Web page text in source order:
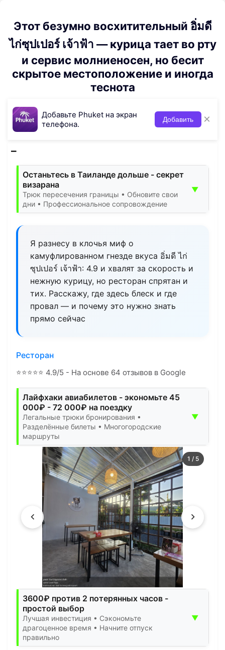
Этот безумно восхитительный อิ่มดี
ไก่ซุปเปอร์ เจ้าฟ้า — курица тает во рту
и сервис молниеносен, но бесит
скрытое местоположение и иногда
теснота
Добавьте Phuket на экран
телефона.
Добавить ×
Останьтесь в Таиланде дольше - секрет
визарана
Трюк пересечения границы • Обновите свои
дни • Профессиональное сопровождение
▼
Я разнесу в клочья миф о
камуфлированном гнезде вкуса อิ่มดี ไก่
ซุปเปอร์ เจ้าฟ้า: 4.9 и хвалят за скорость и
нежную курицу, но ресторан спрятан и
тих. Расскажу, где здесь блеск и где
провал — и почему это нужно знать
прямо сейчас
Ресторан
⭐⭐⭐⭐⭐ 4.9/5 - На основе 64 отзывов в Google
Лайфхаки авиабилетов - экономьте 45
000₽ - 72 000₽ на поездку
Легальные трюки бронирования •
Разделённые билеты • Многогородские
маршруты
▼
1 / 5
3600₽ против 2 потерянных часов -
простой выбор
Лучшая инвестиция • Сэкономьте
драгоценное время • Начните отпуск
правильно
▼